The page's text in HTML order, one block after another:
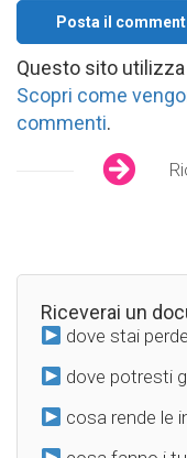
Questo sito
Scopri come
commenti.
Riceverai un
dove stai
dove potresti
cosa rende le